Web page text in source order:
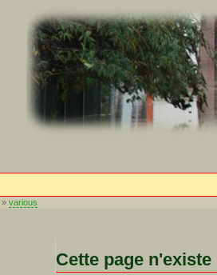
» various
Cette page